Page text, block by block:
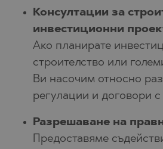
Консултации за
инвестиционни
Ако планирате
строителство или
Ви насочим относно
регулации и договори
Разрешаване на
Предоставяме